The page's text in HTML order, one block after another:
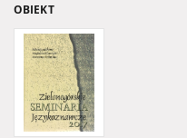
OBIEKT